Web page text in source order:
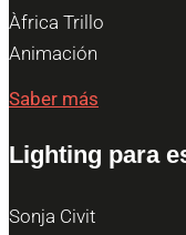
Àfrica Trillo
Animación
Saber más
Lighting para
Sonja Civit